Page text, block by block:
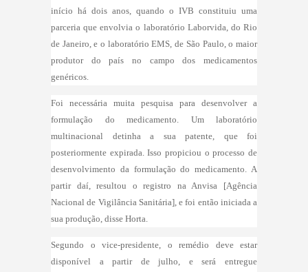
início há dois anos, quando o IVB constituiu uma
parceria que envolvia o laboratório Laborvida, do Rio
de Janeiro, e o laboratório EMS, de São Paulo, o maior
produtor do país no campo dos medicamentos
genéricos.
Foi necessária muita pesquisa para desenvolver a
formulação do medicamento. Um laboratório
multinacional detinha a sua patente, que foi
posteriormente expirada. Isso propiciou o processo de
desenvolvimento da formulação do medicamento. A
partir daí, resultou o registro na Anvisa [Agência
Nacional de Vigilância Sanitária], e foi então iniciada a
sua produção, disse Horta.
Segundo o vice-presidente, o remédio deve estar
disponível a partir de julho, e será entregue